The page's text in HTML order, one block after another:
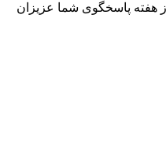
هفته پاسخگوی شما عزیزان